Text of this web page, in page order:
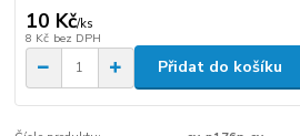
10 Kč/ks
8 Kč bez DPH
Přidat do košíku